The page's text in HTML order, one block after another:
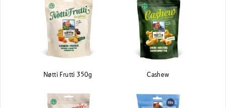
Nøtti Frutti 350g Cashew